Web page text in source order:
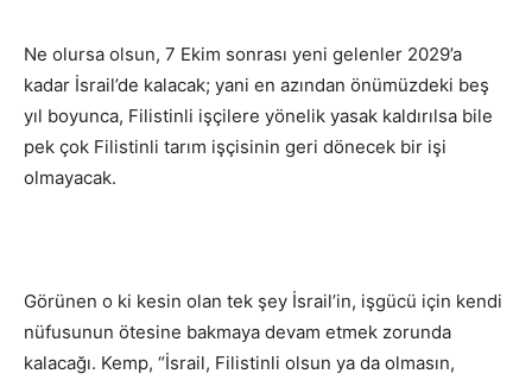
Ne olursa olsun, 7 Ekim sonrası yeni gelenler 2029’a
kadar İsrail’de kalacak; yani en azından önümüzdeki beş
yıl boyunca, Filistinli işçilere yönelik yasak kaldırılsa bile
pek çok Filistinli tarım işçisinin geri dönecek bir işi
olmayacak.
Görünen o ki kesin olan tek şey İsrail’in, işgücü için kendi
nüfusunun ötesine bakmaya devam etmek zorunda
kalacağı. Kemp, “İsrail, Filistinli olsun ya da olmasın,